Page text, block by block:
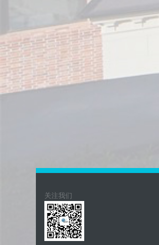
年员工打造“AI助力企业办公智
关注我们